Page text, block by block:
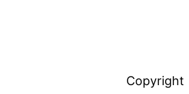
Copyright